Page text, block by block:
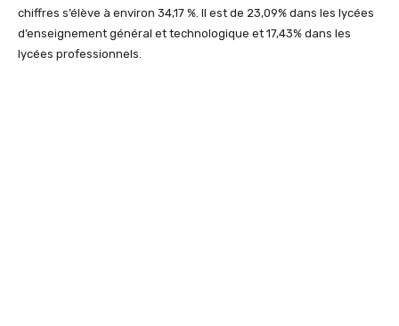
chiffres s’élève à environ 34,17 %. Il est de 23,09% dans les lycées
d’enseignement général et technologique et 17,43% dans les
lycées professionnels.